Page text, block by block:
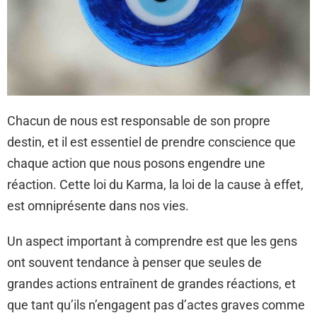
Chacun de nous est responsable de son propre
destin, et il est essentiel de prendre conscience que
chaque action que nous posons engendre une
réaction. Cette loi du Karma, la loi de la cause à effet,
est omniprésente dans nos vies.
Un aspect important à comprendre est que les gens
ont souvent tendance à penser que seules de
grandes actions entraînent de grandes réactions, et
que tant qu’ils n’engagent pas d’actes graves comme